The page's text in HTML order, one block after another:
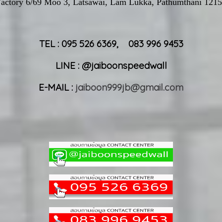
6/69 Moo 3, Latsawai, Lam Lukka, Pathumthani
TEL : 095 526 6369, 083 996 9453
LINE : @jaiboonspeedwall
E-MAIL : jaiboon999jb@gmail.com